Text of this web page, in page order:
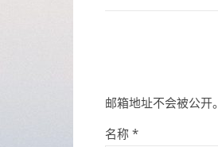
邮箱地址不会被公开。
名称 *